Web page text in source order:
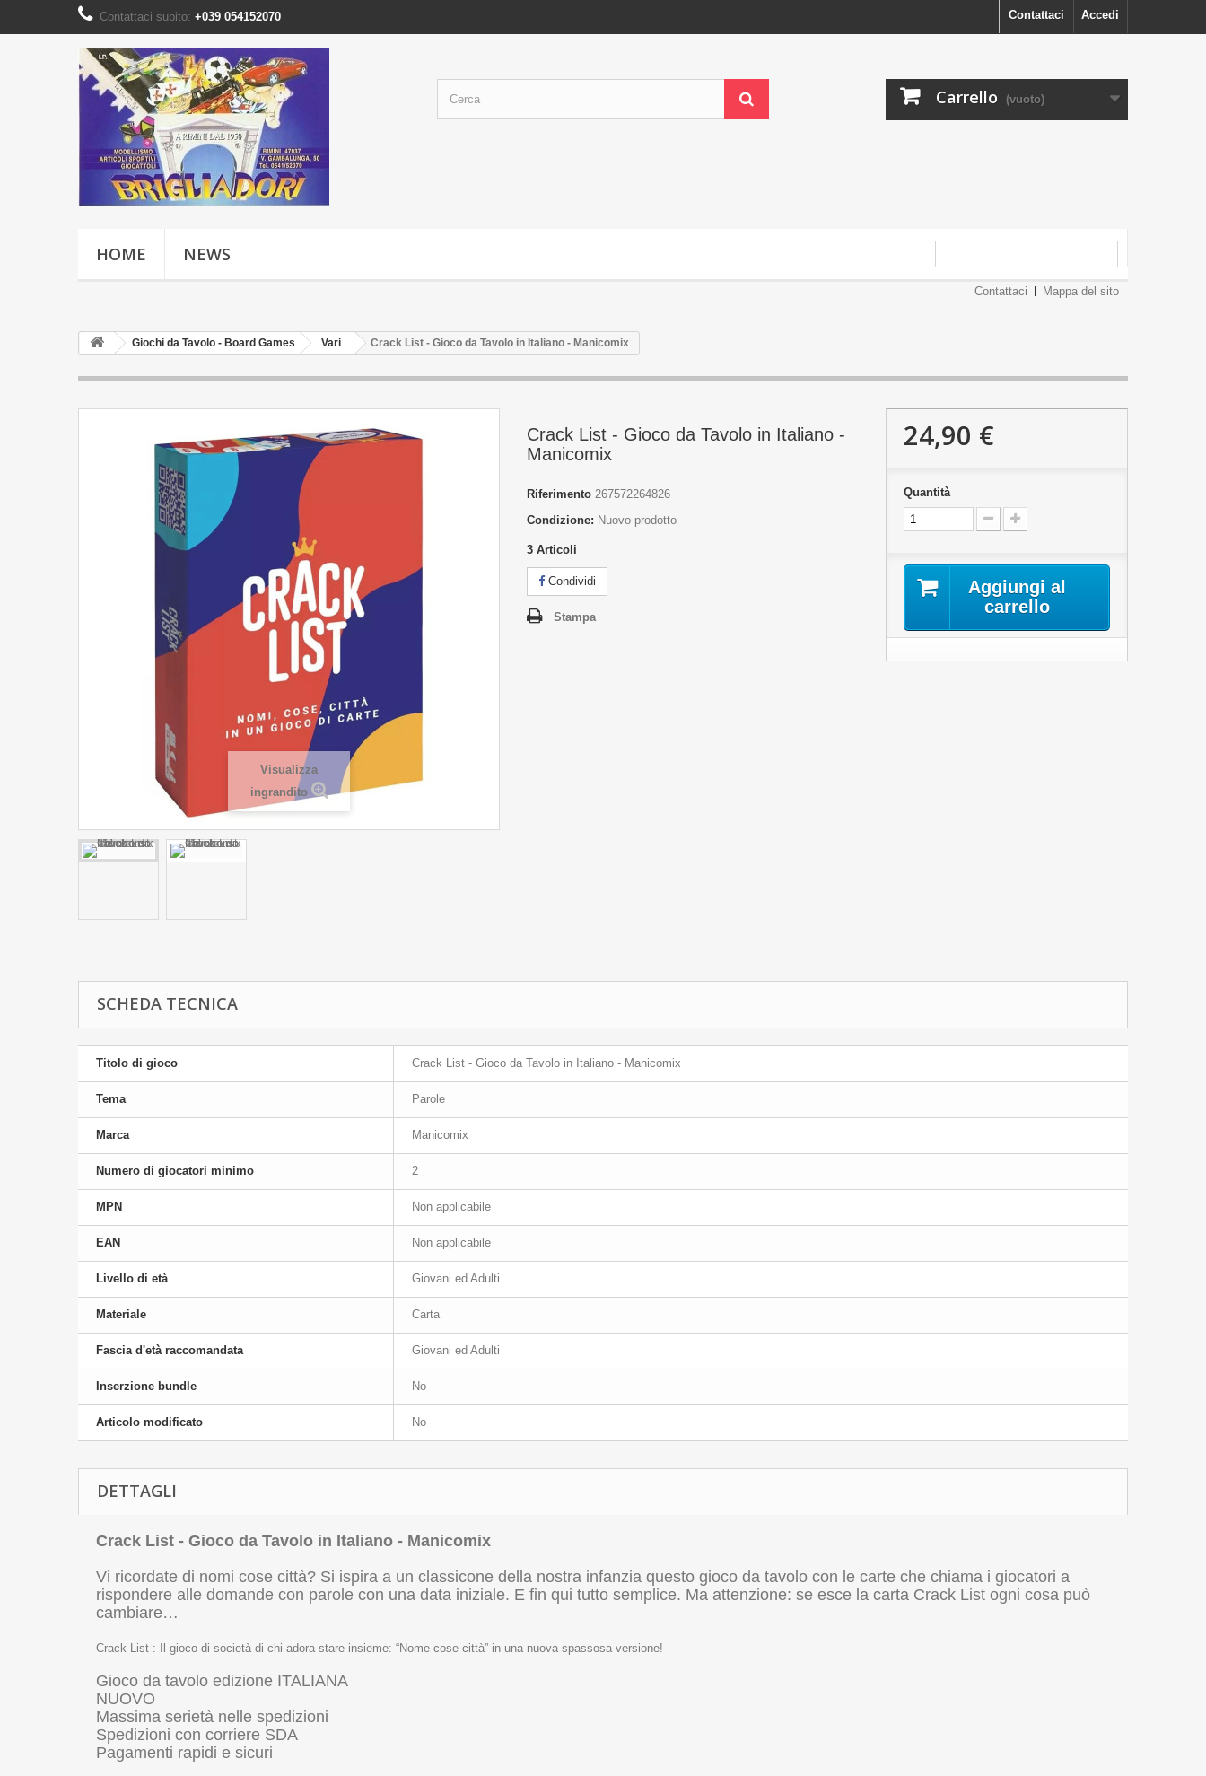
Accedi
Contattaci
Contattaci subito: +039 054152070
Carrello (vuoto)
HOME NEWS
Contattaci Mappa del sito
Giochi da Tavolo - Board Games Vari Crack List - Gioco da Tavolo in Italiano - Manicomix
Visualizza
ingrandito
Crack List - Gioco da Tavolo in Italiano -
Manicomix
Riferimento 267572264826
Condizione: Nuovo prodotto
3 Articoli
Condividi
Stampa
24,90 €
Quantità
Aggiungi al
carrello
SCHEDA TECNICA
Titolo di gioco Crack List - Gioco da Tavolo in Italiano - Manicomix
Tema Parole
Marca Manicomix
Numero di giocatori minimo 2
MPN Non applicabile
EAN Non applicabile
Livello di età Giovani ed Adulti
Materiale Carta
Fascia d'età raccomandata Giovani ed Adulti
Inserzione bundle No
Articolo modificato No
DETTAGLI
Crack List - Gioco da Tavolo in Italiano - Manicomix
Vi ricordate di nomi cose città? Si ispira a un classicone della nostra infanzia questo gioco da tavolo con le carte che chiama i giocatori a
rispondere alle domande con parole con una data iniziale. E fin qui tutto semplice. Ma attenzione: se esce la carta Crack List ogni cosa può
cambiare…
Crack List : Il gioco di società di chi adora stare insieme: “Nome cose città” in una nuova spassosa versione!
Gioco da tavolo edizione ITALIANA
NUOVO
Massima serietà nelle spedizioni
Spedizioni con corriere SDA
Pagamenti rapidi e sicuri